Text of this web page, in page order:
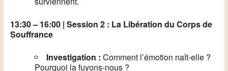
13:30 – 16:00 | Session 2 : La Libération du Corps de
Souffrance
Investigation : Comment l’émotion naît-elle ?
Pourquoi la fuyons-nous ?